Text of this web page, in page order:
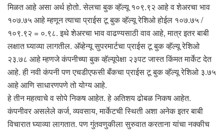
मिळत आहे असा अर्थ होतो. सेलचा बुक व्हॅल्यू १०९.९२ आहे व शेअरचा भाव
१०७.७५ आहे म्हणून त्याचा प्राईस टू बुक व्हॅल्यू रेशिओ होईल १०७.७५ /
१०९.९२ = ०.९८. इथे शेअरचा भाव वाढण्यसाठी वाव आहे, मात्र इतर बाबी
लक्षात घ्याव्या लागतील. अ‍ॅव्हेन्यू सुपरमार्टचा प्राईस टू बुक व्हॅल्यू रेशिओ
२३.७८ आहे म्हणजे कंपनीच्या बुक व्हॅल्यूपेक्षा २३पट जास्त किंमत मार्केट देत
आहे. ही नवी कंपनी पण एचडीएफसी बँकचा प्राईस टू बुक व्हॅल्यू रेशिओ ३.७५
आहे आणि साधारणपणे तो योग्य आहे.
हे तीन महत्वाचे व सोपे निकष आहेत. हे अतिशय ढोबळ निकष आहेत.
कंपनीवर असलेले कर्ज, व्यवसाय, मार्केटची स्थिती अशा अनेक इतर बाबी
विचारात घ्याव्या लागतात. पण गुंतवणुकीला सुरुवात करताना यांचा नक्कीच